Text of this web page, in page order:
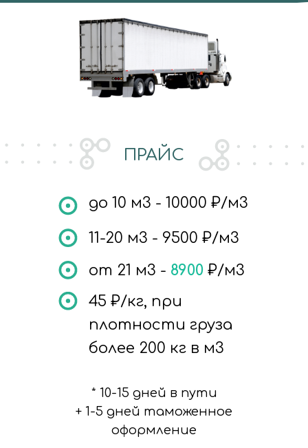
ПРАЙС
до 10 м3 - 10000 ₽/м3
11-20 м3 - 9500 ₽/м3
от 21 м3 - 8900 ₽/м3
45 ₽/кг, при
плотности груза
более 200 кг в м3
* 10-15 дней в пути
+ 1-5 дней таможенное
оформление